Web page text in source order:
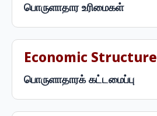
பொருளாதார உரிமைகள்
Economic Structure
பொருளாதாரக் கட்டமைப்பு